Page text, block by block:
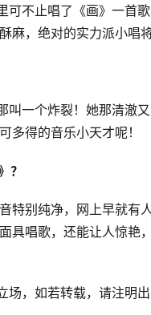
不止唱了《画》一首
麻，绝对的实力派小唱将
一个炸裂！她那清澈
多得的音乐小天才呢！
？
特别纯净，网上早就有
具唱歌，还能让人惊艳
场，如若转载，请注